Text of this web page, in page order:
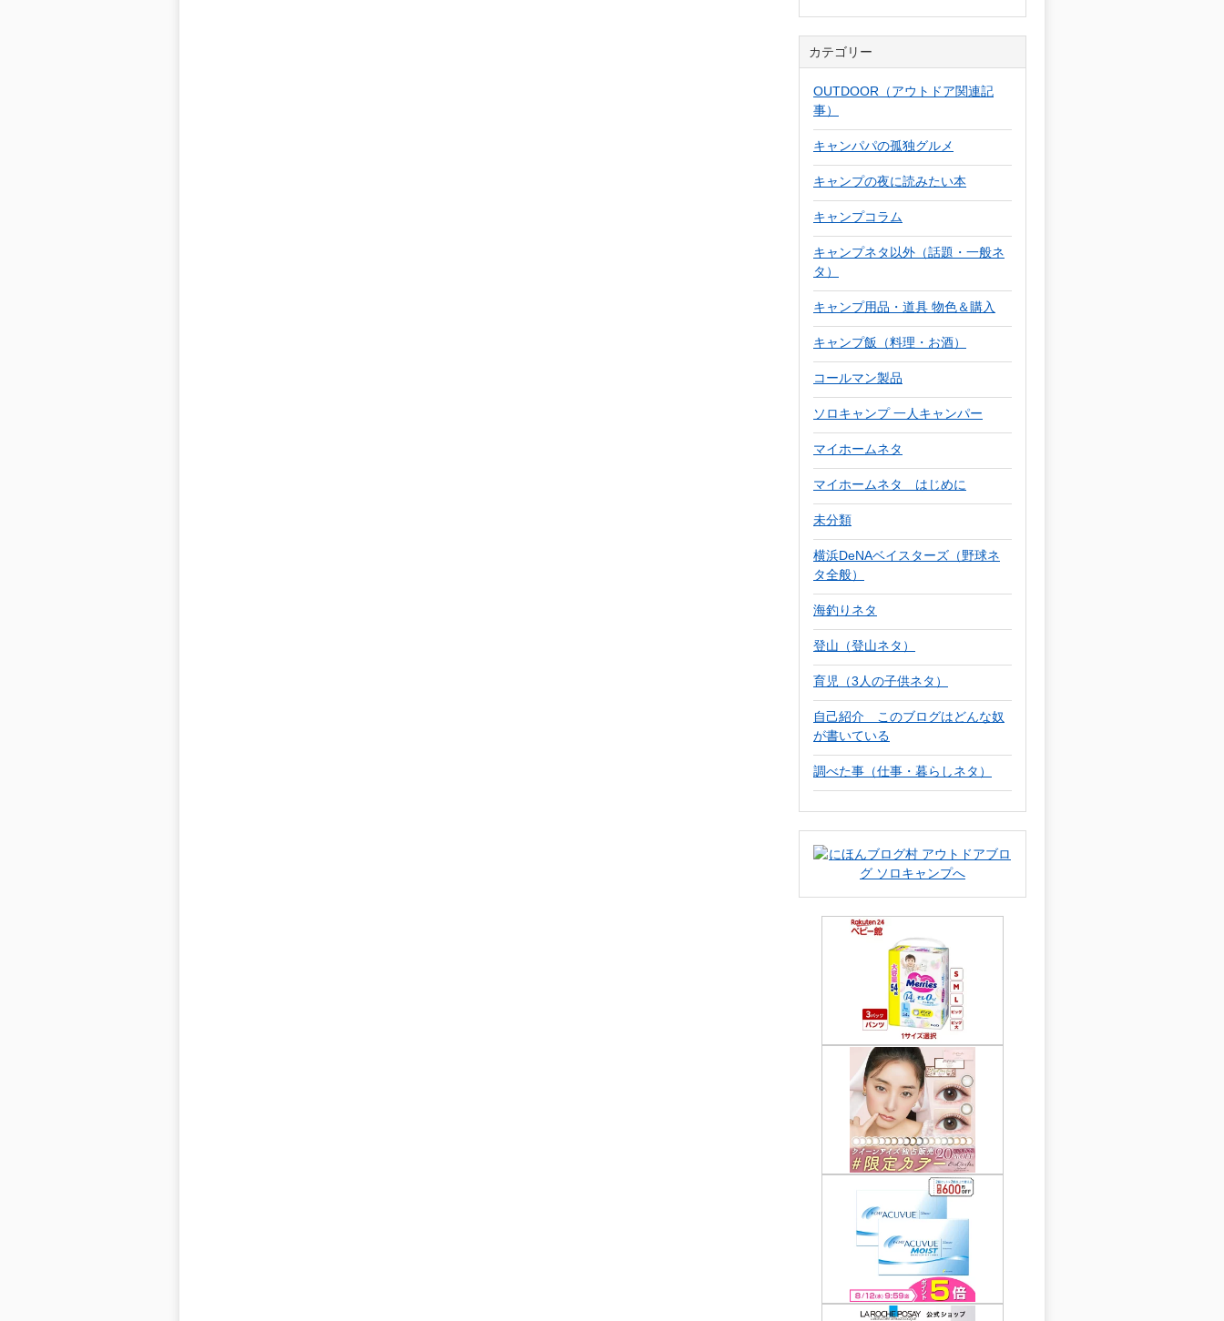
カテゴリー
OUTDOOR（アウトドア関連記
事）
キャンパパの孤独グルメ
キャンプの夜に読みたい本
キャンプコラム
キャンプネタ以外（話題・一般ネ
タ）
キャンプ用品・道具 物色＆購入
キャンプ飯（料理・お酒）
コールマン製品
ソロキャンプ 一人キャンパー
マイホームネタ
マイホームネタ はじめに
未分類
横浜DeNAベイスターズ（野球ネ
タ全般）
海釣りネタ
登山（登山ネタ）
育児（3人の子供ネタ）
自己紹介 このブログはどんな奴
が書いている
調べた事（仕事・暮らしネタ）